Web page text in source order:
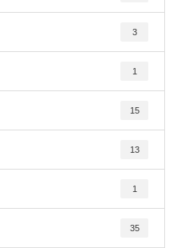
3
1
15
13
1
35